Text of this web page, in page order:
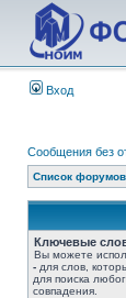
Вход
Сообщения без
Список форумов
Ключевые
Вы можете
- для слов,
для поиска
совпадения.